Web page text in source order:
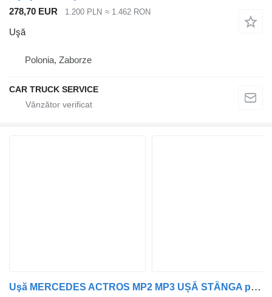
278,70 EUR
1.200 PLN ≈ 1.462 RON
Uşă
Polonia, Zaborze
CAR TRUCK SERVICE
Uşă MERCEDES ACTROS MP2 MP3 UȘĂ STÂNGA pentru cap tractor Mercedes-Benz ACTROS MP2 MP3